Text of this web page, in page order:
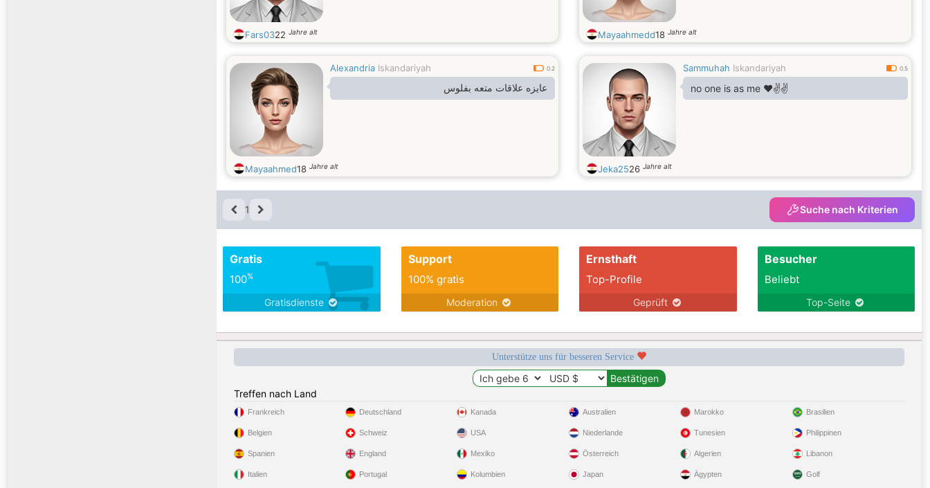
Fars0322 Jahre alt Mayaahmedd18 Jahre alt
Alexandria Iskandariyah 0.2
عايزه علاقات متعه بفلوس
Mayaahmed18 Jahre alt
Sammuhah Iskandariyah 0.5
no one is as me ♥️✌️✌️
Jeka2526 Jahre alt
1 Suche nach Kriterien
Gratis
100%
Gratisdienste
Support
100% gratis
Moderation
Ernsthaft
Top-Profile
Geprüft
Besucher
Beliebt
Top-Seite
Unterstütze uns für besseren Service
Treffen nach Land
Frankreich
Belgien
Spanien
Italien
Deutschland
Schweiz
England
Portugal
Kanada
USA
Mexiko
Kolumbien
Australien
Niederlande
Österreich
Japan
Marokko
Tunesien
Algerien
Ägypten
Brasilien
Philippinen
Libanon
Golf